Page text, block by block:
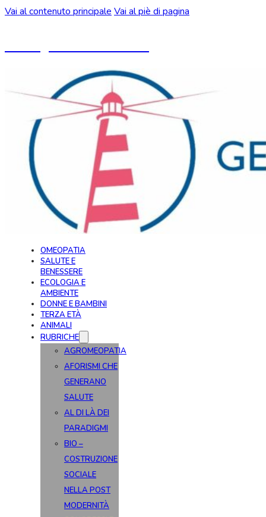
Vai al contenuto principale Vai al piè di pagina
OMEOPATIA
SALUTE E
BENESSERE
ECOLOGIA E
AMBIENTE
DONNE E BAMBINI
TERZA ETÀ
ANIMALI
RUBRICHE
AGROMEOPATIA
AFORISMI CHE
GENERANO
SALUTE
AL DI LÀ DEI
PARADIGMI
BIO –
COSTRUZIONE
SOCIALE
NELLA POST
MODERNITÀ